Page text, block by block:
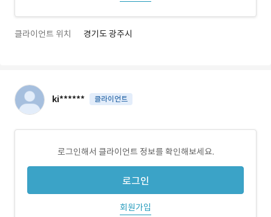
클라이언트 위치 경기도 광주시
ki****** 클라이언트
로그인해서 클라이언트 정보를 확인해보세요.
로그인
회원가입